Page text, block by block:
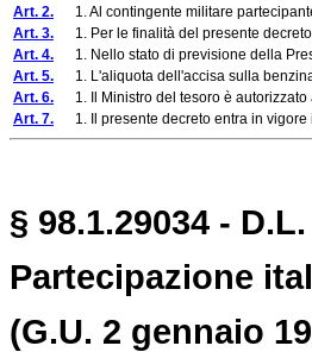
Art. 2. 1. Al contingente militare
Art. 3. 1. Per le finalità del presente
Art. 4. 1. Nello stato di previsione della
Art. 5. 1. L'aliquota dell'accisa sulla
Art. 6. 1. Il Ministro del tesoro è autorizzato
Art. 7. 1. Il presente decreto entra in vigore
§ 98.1.29034 -
Partecipazione
(G.U. 2 gennaio